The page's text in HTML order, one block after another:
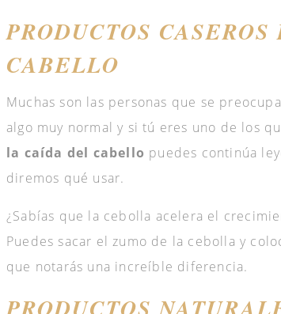
PRODUCTOS
CABELLO
Muchas son las personas que se
algo muy normal y si tú eres uno de los
la caída del cabello puedes continúa
diremos qué usar.
¿Sabías que la cebolla acelera el
Puedes sacar el zumo de la cebolla y
que notarás una increíble diferencia.
PRODUCTOS